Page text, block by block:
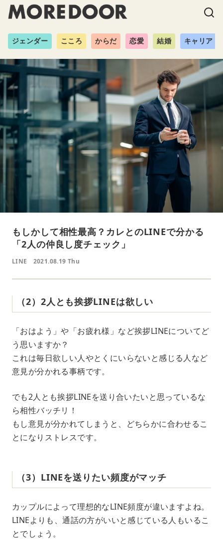
ジェンダー こころ からだ 恋愛 結婚 キャリア
もしかして相性最高？カレとのLINEで分かる
「2人の仲良し度チェック」
LINE 2021.08.19 Thu
（2）2人とも挨拶LINEは欲しい
「おはよう」や「お疲れ様」など挨拶LINEについてど
う思いますか？
これは毎日欲しい人やとくにいらないと感じる人など
意見が分かれる事柄です。
でも2人とも挨拶LINEを送り合いたいと思っているな
ら相性バッチリ！
もし意見が分かれてしまうと、どちらかに合わせるこ
とになりストレスです。
（3）LINEを送りたい頻度がマッチ
カップルによって理想的なLINE頻度が違いますよね。
LINEよりも、通話の方がいいと感じている人もいるこ
とでしょう。